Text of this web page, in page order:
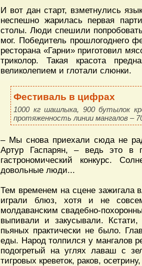
И вот дан старт, взметнулись
неспешно жарилась первая
столы. Люди спешили
мог. Победитель прошлогоднего
ресторана «Гарни» приготовил
триколор. Такая красота
великолепием и глотали слюнки.
Фестиваль в цифрах
1000 кг шашлыка, 900 бутылок
протяженность линии мангалов –
– Мы снова приехали сюда не
Артур Гаспарян, – ведь это в
гастрономический конкурс.
довольные люди...
Тем временем на сцене зажигала
играли блюз, хотя и не
молдаванским свадебно-
выпивали и закусывали.
пьяных практически не было.
еды. Народ толпился у мангалов
подогретый на углях лаваш с
тигровых креветок, раков,